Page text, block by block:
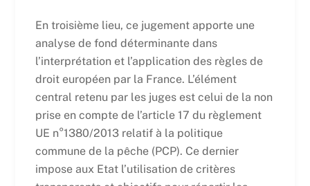
En troisième lieu, ce jugement apporte une
analyse de fond déterminante dans
l’interprétation et l’application des règles de
droit européen par la France. L’élément
central retenu par les juges est celui de la non
prise en compte de l’article 17 du règlement
UE n°1380/2013 relatif à la politique
commune de la pêche (PCP). Ce dernier
impose aux Etat l’utilisation de critères